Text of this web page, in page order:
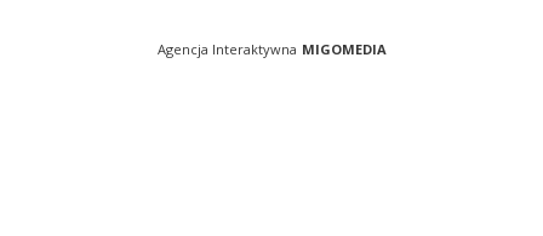
Agencja Interaktywna MIGOMEDIA